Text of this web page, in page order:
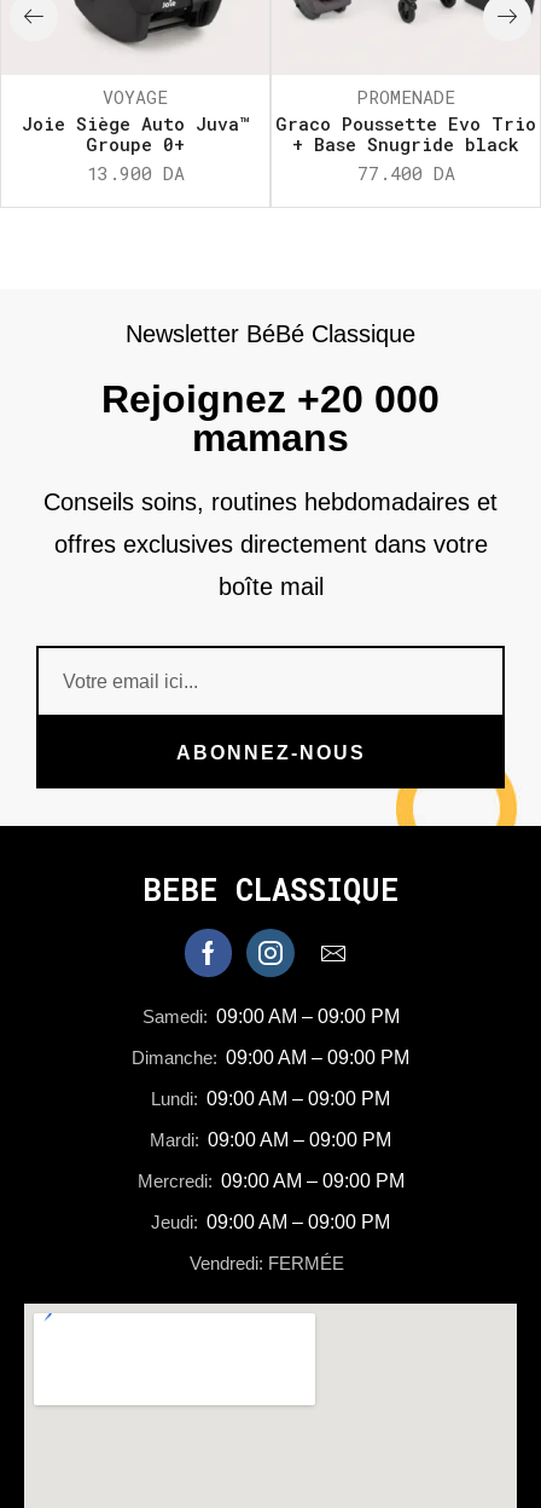
VOYAGE
Joie Siège Auto Juva™
Groupe 0+
13.900 DA
PROMENADE
Graco Poussette Evo Trio
+ Base Snugride black
77.400 DA
Newsletter BéBé Classique
Rejoignez +20 000
mamans
Conseils soins, routines hebdomadaires et
offres exclusives directement dans votre
boîte mail
ABONNEZ-NOUS
BEBE CLASSIQUE
Samedi: 09:00 AM – 09:00 PM
Dimanche: 09:00 AM – 09:00 PM
Lundi: 09:00 AM – 09:00 PM
Mardi: 09:00 AM – 09:00 PM
Mercredi: 09:00 AM – 09:00 PM
Jeudi: 09:00 AM – 09:00 PM
Vendredi: FERMÉE